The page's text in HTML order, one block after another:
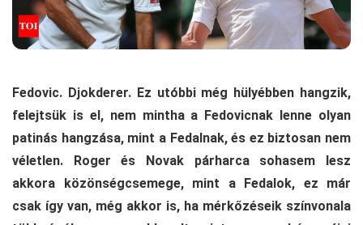
Fedovic. Djokderer. Ez utóbbi még hülyébben hangzik,
felejtsük is el, nem mintha a Fedovicnak lenne olyan
patinás hangzása, mint a Fedalnak, és ez biztosan nem
véletlen. Roger és Novak párharca sohasem lesz
akkora közönségcsemege, mint a Fedalok, ez már
csak így van, még akkor is, ha mérkőzéseik színvonala